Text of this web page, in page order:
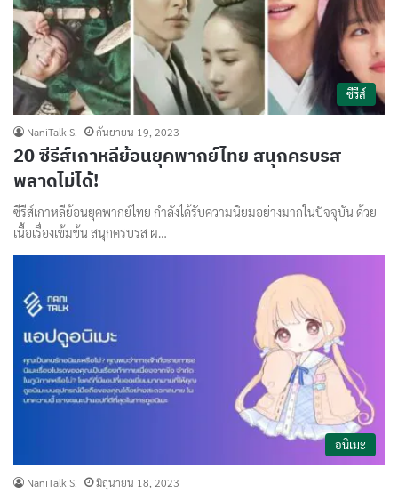
ซีรีส์
NaniTalk S. กันยายน 19, 2023
20 ซีรีส์เกาหลีย้อนยุคพากย์ไทย สนุกครบรส
พลาดไม่ได้!
ซีรีส์เกาหลีย้อนยุคพากย์ไทย กำลังได้รับความนิยมอย่างมากในปัจจุบัน ด้วย
เนื้อเรื่องเข้มข้น สนุกครบรส ผ…
อนิเมะ
NaniTalk S. มิถุนายน 18, 2023